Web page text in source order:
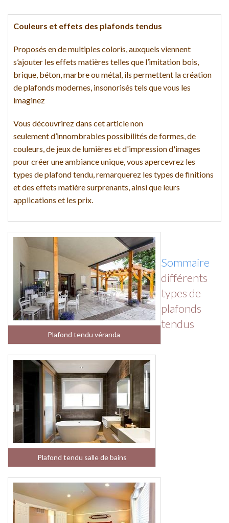
Couleurs et effets des plafonds tendus
Proposés en de multiples coloris, auxquels viennent
s’ajouter les effets matières telles que l’imitation bois,
brique, béton, marbre ou métal, ils permettent la création
de plafonds modernes, insonorisés tels que vous les
imaginez
Vous découvrirez dans cet article non
seulement d’innombrables possibilités de formes, de
couleurs, de jeux de lumières et d'impression d'images
pour créer une ambiance unique, vous apercevrez les
types de plafond tendu, remarquerez les types de finitions
et des effets matière surprenants, ainsi que leurs
applications et les prix.
Plafond tendu véranda
Plafond tendu salle de bains
Sommaire
différents
types de
plafonds
tendus